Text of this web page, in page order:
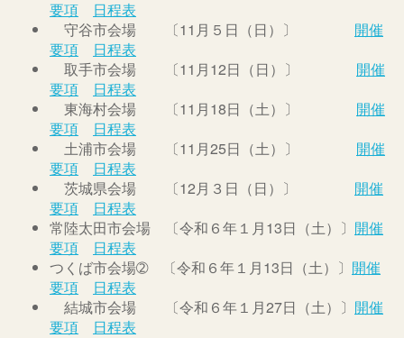
要項
日程表
守谷市会場 〔11月５日（日）〕 開催
要項
日程表
取手市会場 〔11月12日（日）〕 開催
要項
日程表
東海村会場 〔11月18日（土）〕 開催
要項
日程表
土浦市会場 〔11月25日（土）〕 開催
要項
日程表
茨城県会場 〔12月３日（日）〕 開催
要項
日程表
常陸太田市会場 〔令和６年１月13日（土）〕 開催
要項
日程表
つくば市会場➁ 〔令和６年１月13日（土）〕 開催
要項
日程表
結城市会場 〔令和６年１月27日（土）〕 開催
要項
日程表